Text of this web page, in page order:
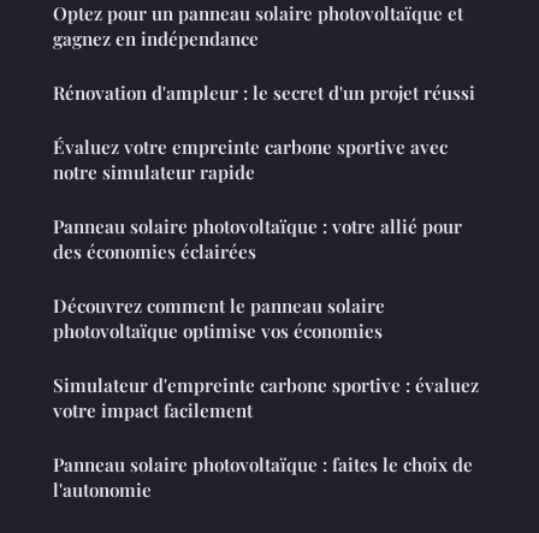
Optez pour un panneau solaire photovoltaïque et
gagnez en indépendance
Rénovation d'ampleur : le secret d'un projet réussi
Évaluez votre empreinte carbone sportive avec
notre simulateur rapide
Panneau solaire photovoltaïque : votre allié pour
des économies éclairées
Découvrez comment le panneau solaire
photovoltaïque optimise vos économies
Simulateur d'empreinte carbone sportive : évaluez
votre impact facilement
Panneau solaire photovoltaïque : faites le choix de
l'autonomie